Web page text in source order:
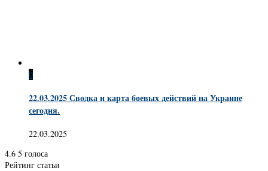
0
22.03.2025 Сводка и карта боевых действий на Украине
сегодня.
22.03.2025
4.6 5 голоса
Рейтинг статьи